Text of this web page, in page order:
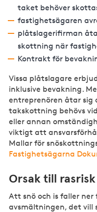
taket behöver
fastighetsägaren
plåtslagerifirman
skottning när
Kontrakt för
Vissa plåtslagare
inklusive bevakning.
entreprenören åtar sig
takskottning behövs
eller annan
viktigt att
Mallar för
Fastighetsägarna
Orsak till rasrisk
Att snö och is faller
avsmältningen, det vill